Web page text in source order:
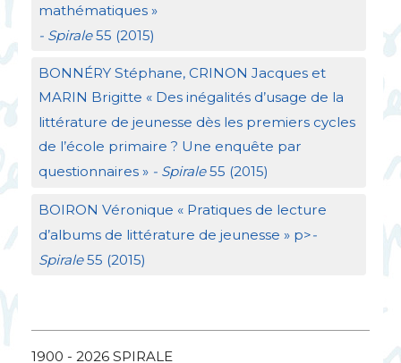
mathématiques »
- Spirale55 (2015)
BONNÉRYStéphane, CRINON Jacques et
MARIN Brigitte « Des inégalités d’usage de la
littérature de jeunesse dès les premiers cycles
de l’école primaire ? Une enquête par
questionnaires » - Spirale55 (2015)
BOIRON Véronique « Pratiques de lecture
d’albums de littérature de jeunesse » p>-
Spirale55 (2015)
1900 - 2026 SPIRALE